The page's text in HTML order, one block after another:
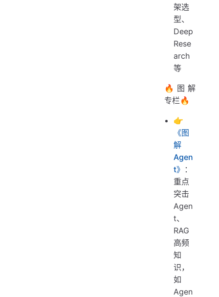
架选
型、
Deep
Rese
arch
等
🔥图解
专栏🔥
👉
《图
解
Agen
t》 ：
重点
突击
Agen
t、
RAG
高频
知
识，
如
Agen